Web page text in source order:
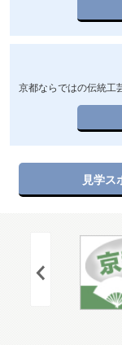
京都ならではの伝統工
見学ス